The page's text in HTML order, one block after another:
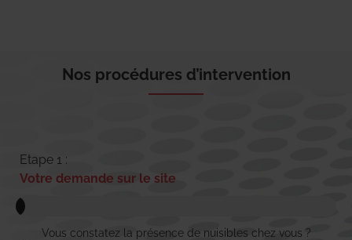
Nos procédures d’intervention
Etape 1 :
Votre demande sur le site
Vous constatez la présence de nuisibles chez vous ?